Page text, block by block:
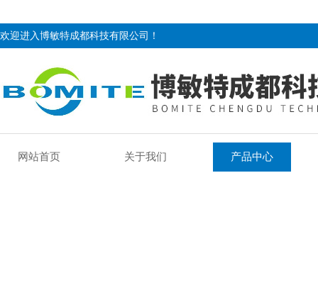
欢迎进入博敏特成都科技有限公司！
网站首页 关于我们 产品中心